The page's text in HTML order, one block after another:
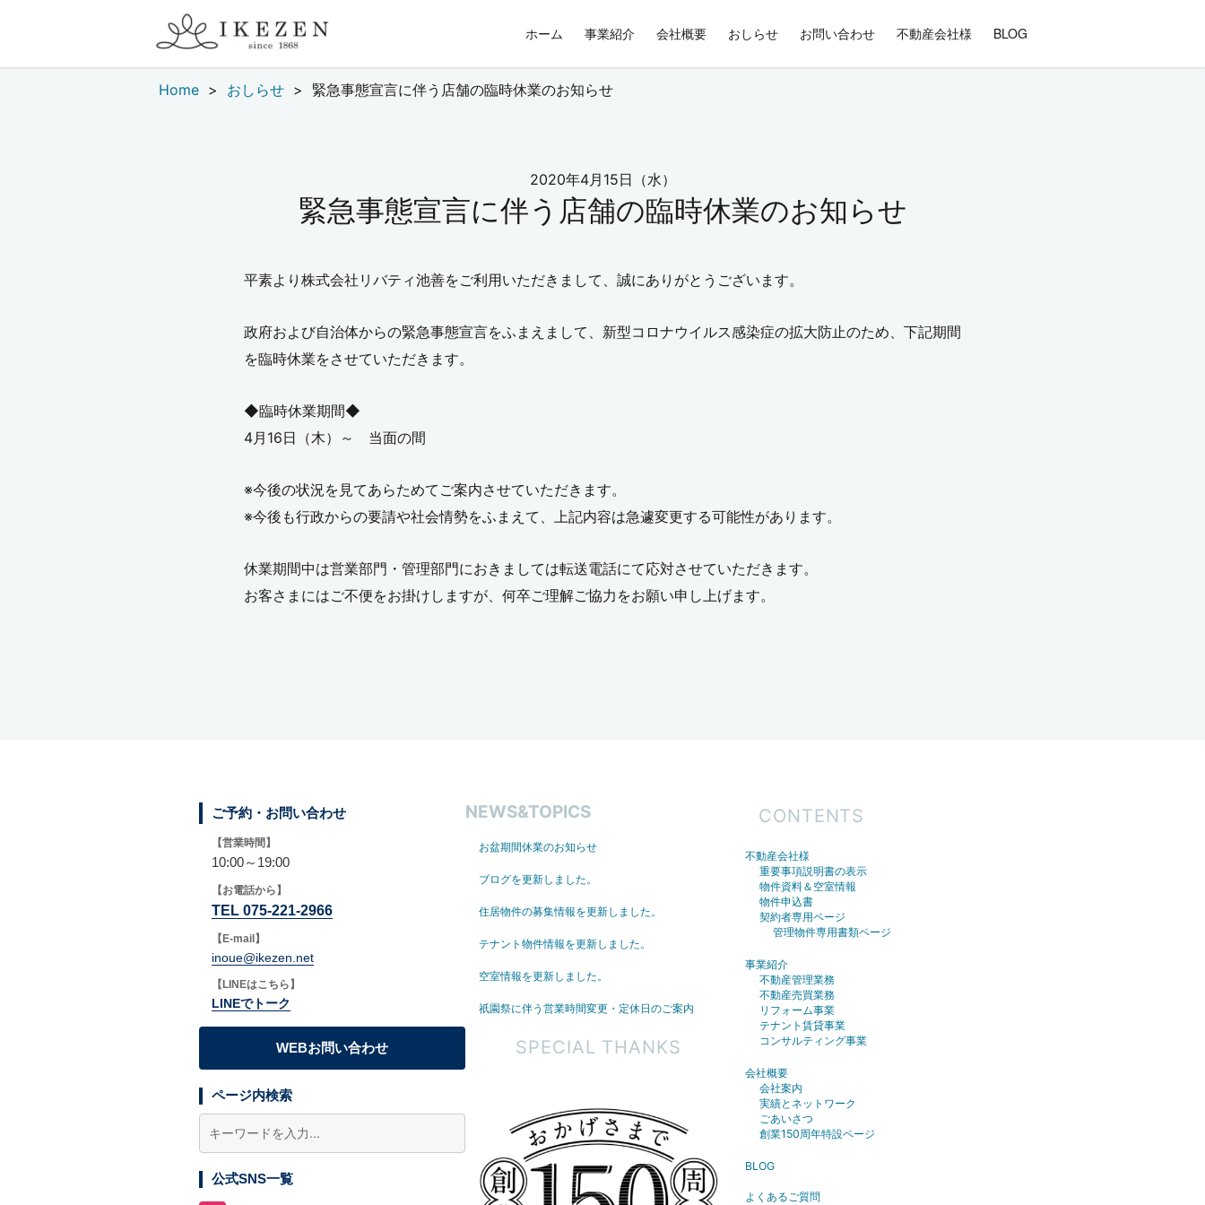
ホーム 事業紹介 会社概要 おしらせ お問い合わせ 不動産会社様 BLOG
Home おしらせ 緊急事態宣言に伴う店舗の臨時休業のお知らせ
2020年4月15日（水）
緊急事態宣言に伴う店舗の臨時休業のお知らせ
平素より株式会社リバティ池善をご利用いただきまして、誠にありがとうございます。
政府および自治体からの緊急事態宣言をふまえまして、新型コロナウイルス感染症の拡大防止のため、下記期間
を臨時休業をさせていただきます。
◆臨時休業期間◆
4月16日（木）～ 当面の間
※今後の状況を見てあらためてご案内させていただきます。
※今後も行政からの要請や社会情勢をふまえて、上記内容は急遽変更する可能性があります。
休業期間中は営業部門・管理部門におきましては転送電話にて応対させていただきます。
お客さまにはご不便をお掛けしますが、何卒ご理解ご協力をお願い申し上げます。
ご予約・お問い合わせ
【営業時間】
10:00～19:00
【お電話から】
TEL 075-221-2966
【E-mail】
inoue@ikezen.net
【LINEはこちら】
LINEでトーク
WEBお問い合わせ
ページ内検索
公式SNS一覧
NEWS&TOPICS
お盆期間休業のお知らせ
ブログを更新しました。
住居物件の募集情報を更新しました。
テナント物件情報を更新しました。
空室情報を更新しました。
祇園祭に伴う営業時間変更・定休日のご案内
SPECIAL THANKS
CONTENTS
不動産会社様
重要事項説明書の表示
物件資料＆空室情報
物件申込書
契約者専用ページ
管理物件専用書類ページ
事業紹介
不動産管理業務
不動産売買業務
リフォーム事業
テナント賃貸事業
コンサルティング事業
会社概要
会社案内
実績とネットワーク
ごあいさつ
創業150周年特設ページ
BLOG
よくあるご質問